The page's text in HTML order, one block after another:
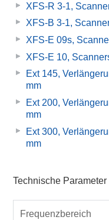
XFS-R 3-1,
XFS-B 3-1,
XFS-E 09s,
XFS-E 10,
Ext 145,
mm
Ext 200,
mm
Ext 300,
mm
Technische Parameter
Frequenzbereich